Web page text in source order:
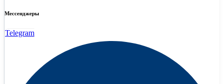
Мессенджеры
Telegram